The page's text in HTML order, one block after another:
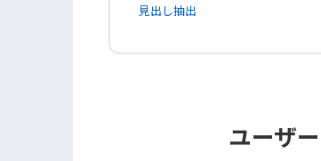
見出し抽出
ユーザ